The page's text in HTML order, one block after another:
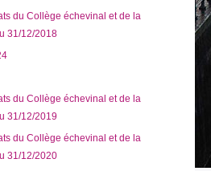
du Collège échevinal et de la
31/12/2018
du Collège échevinal et de la
31/12/2019
du Collège échevinal et de la
31/12/2020